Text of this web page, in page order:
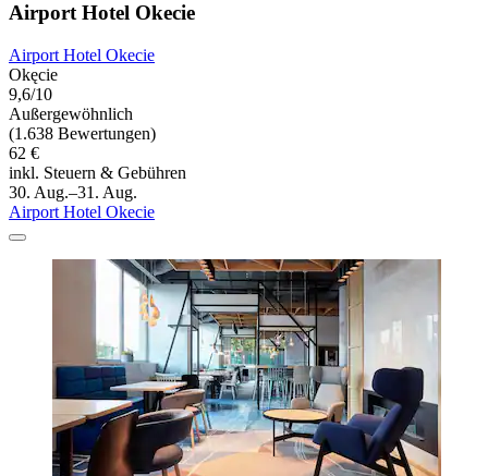
Airport Hotel Okecie
Airport Hotel Okecie
Okęcie
9,6/10
Außergewöhnlich
(1.638 Bewertungen)
62 €
inkl. Steuern & Gebühren
30. Aug.–31. Aug.
Airport Hotel Okecie